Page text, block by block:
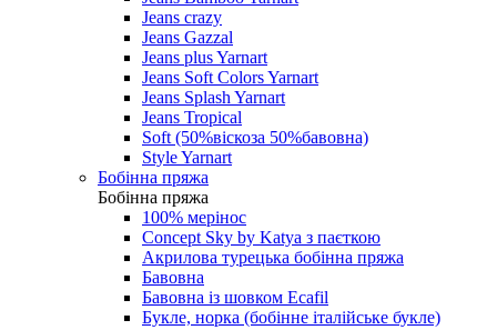
Jeans crazy
Jeans Gazzal
Jeans plus Yarnart
Jeans Soft Colors Yarnart
Jeans Splash Yarnart
Jeans Tropical
Soft (50%віскоза 50%бавовна)
Style Yarnart
Бобінна пряжа
Бобінна пряжа
100% мерінос
Concept Sky by Katya з паєткою
Акрилова турецька бобінна пряжа
Бавовна
Бавовна із шовком Ecafil
Букле, норка (бобінне італійське букле)